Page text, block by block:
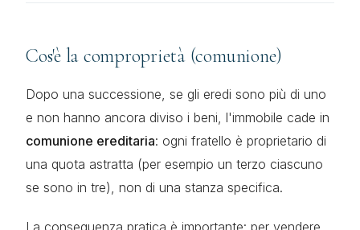
Cos'è la comproprietà (comunione)
Dopo una successione, se gli eredi sono più di uno
e non hanno ancora diviso i beni, l'immobile cade in
comunione ereditaria: ogni fratello è proprietario di
una quota astratta (per esempio un terzo ciascuno
se sono in tre), non di una stanza specifica.
La conseguenza pratica è importante: per vendere